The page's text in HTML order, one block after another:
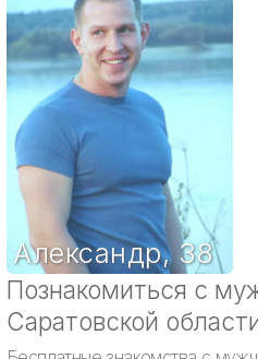
Александр, 38
Познакомиться с
Саратовской